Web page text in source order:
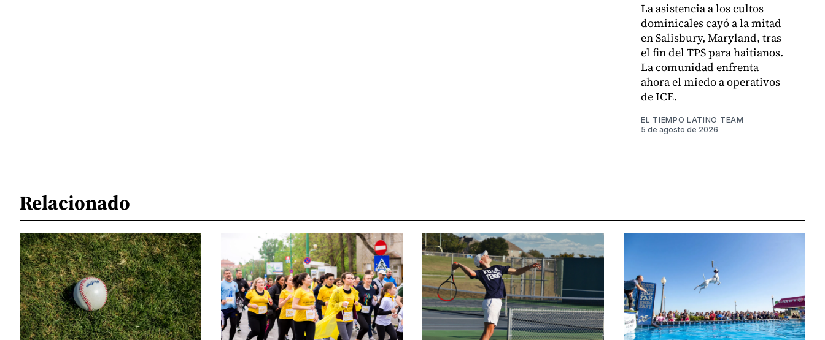
La asistencia a los cultos
dominicales cayó a la mitad
en Salisbury, Maryland, tras
el fin del TPS para haitianos.
La comunidad enfrenta
ahora el miedo a operativos
de ICE.
EL TIEMPO LATINO TEAM
5 de agosto de 2026
Relacionado